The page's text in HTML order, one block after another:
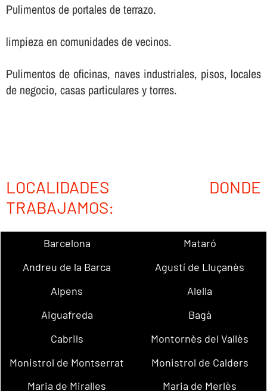
Pulimentos de portales de terrazo.
limpieza en comunidades de vecinos.
Pulimentos de oficinas, naves industriales, pisos, locales
de negocio, casas particulares y torres.
LOCALIDADES DONDE
TRABAJAMOS:
Barcelona
Mataró
Andreu de la Barca
Agustí de Lluçanès
Alpens
Alella
Aiguafreda
Bagà
Cabrils
Montornès del Vallès
Monistrol de Montserrat
Monistrol de Calders
Maria de Miralles
Maria de Merlès